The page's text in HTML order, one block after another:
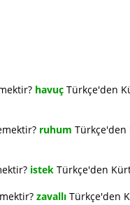
havuç Türkçe'den
ruhum Türkçe'den
istek Türkçe'den
zavallı Türkçe'den